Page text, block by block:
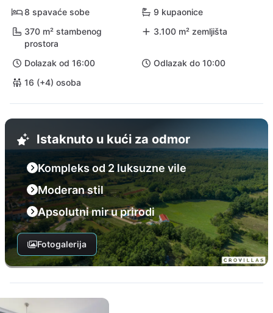
8 spavaće sobe
9 kupaonice
370 m² stambenog
prostora
3.100 m² zemljišta
Dolazak od 16:00
Odlazak do 10:00
16 (+4) osoba
Istaknuto u kući za odmor
Kompleks od 2 luksuzne vile
Moderan stil
Apsolutni mir u prirodi
Fotogalerija